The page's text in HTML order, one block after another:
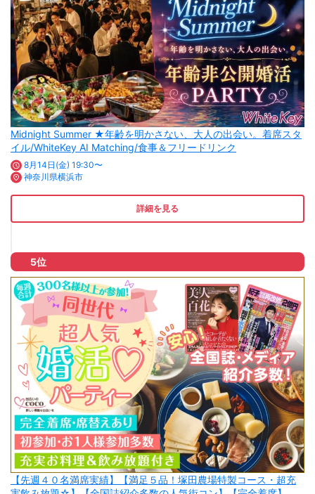
Midnight Summer ★年齢を明かさない、大人の出会い。着席スタ
イル/WhiteKey AI Matching/食事＆フリードリンク
8月14日(金) 19:30〜
神奈川県横浜市
詳細を見る
5位
【先週４０名満席実績】【満足５品！塚田農場特製コース・超充